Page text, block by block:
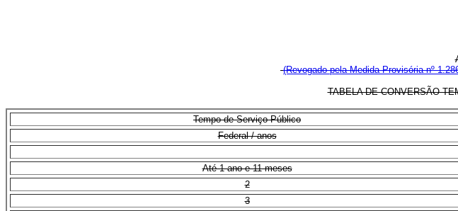
(Revogado pela Medida Provisória nº
TABELA DE CONVERSÃO
Tempo de Serviço Público
Federal / anos
Até 1 ano e 11 meses
2
3